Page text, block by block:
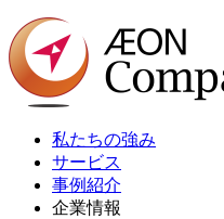
私たちの強み
サービス
事例紹介
企業情報